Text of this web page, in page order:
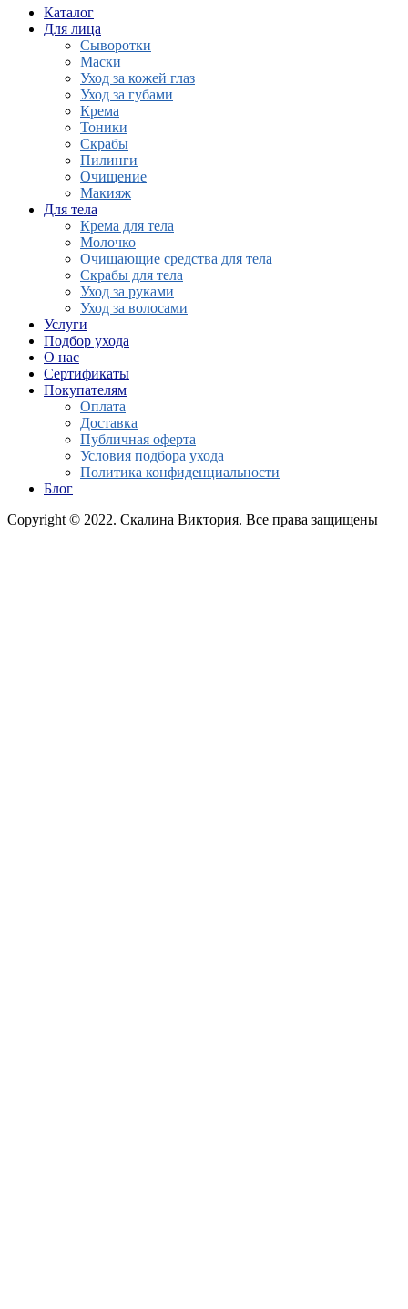
Каталог
Для лица
Сыворотки
Маски
Уход за кожей глаз
Уход за губами
Крема
Тоники
Скрабы
Пилинги
Очищение
Макияж
Для тела
Крема для тела
Молочко
Очищающие средства для тела
Скрабы для тела
Уход за руками
Уход за волосами
Услуги
Подбор ухода
О нас
Сертификаты
Покупателям
Оплата
Доставка
Публичная оферта
Условия подбора ухода
Политика конфиденциальности
Блог
Copyright © 2022. Скалина Виктория. Все права защищены